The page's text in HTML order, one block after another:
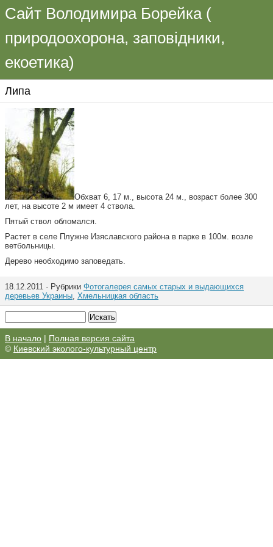
Сайт Володимира Борейка (
природоохорона, заповідники,
екоетика)
Липа
Обхват 6, 17 м., высота 24 м., возраст более 300
лет, на высоте 2 м имеет 4 ствола.
Пятый ствол обломался.
Растет в селе Плужне Изяславского района в парке в 100м. возле
ветбольницы.
Дерево необходимо заповедать.
18.12.2011 · Рубрики Фотогалерея самых старых и выдающихся
деревьев Украины, Хмельницкая область
В начало | Полная версия сайта
© Киевский эколого-культурный центр